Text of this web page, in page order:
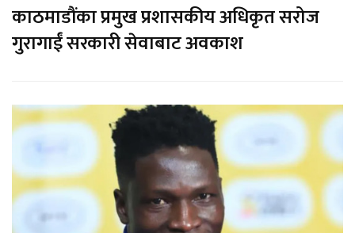
काठमाडौंका प्रमुख प्रशासकीय अधिकृत सरोज
गुरागाईं सरकारी सेवाबाट अवकाश